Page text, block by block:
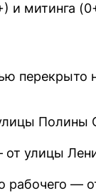
и митинга
перекрыто
Полины
улицы
рабочего —